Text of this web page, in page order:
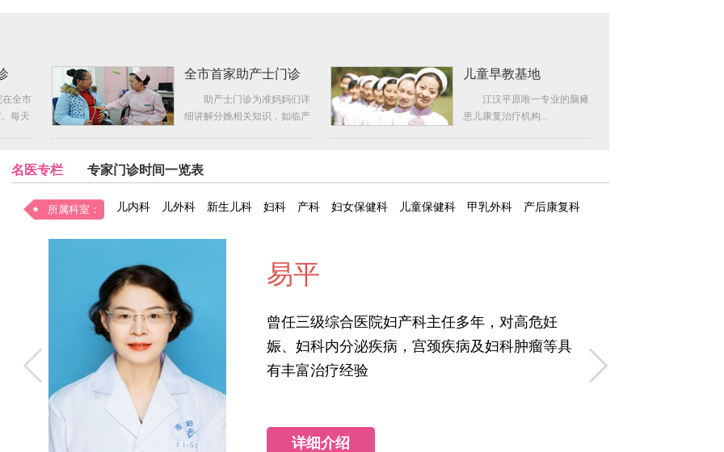
中医疗法治近视 荆州妇幼摘镜计划等你来
<p style="text-align: center;"><video src="https://media.jznews.com.cn/uploads/mch/default/2025/09/07/XvEbdyrAeF.mp4 " width="700"
height="600" controls="contro
两岁娃吃坚果堵塞支气管 荆州妇幼“拆弹”救命
妇幼视频
08-06
荆州妇幼中医健康夜市开幕 点亮健康夜生活
妇幼视频 荆州市妇幼保健院儿童康复基地揭牌
护航新学期 荆州市妇幼开讲 “开学健康第一课”
通知公告
08-04
“五健”进校园筛查平台建设相关设备云服务租赁 成交
一、项目编号 ZXGJ-20260716FW二、项目名称“五健”进校园筛查平台建设相关设备云服务租赁三、中标（成交）信息 供应商
名称：中国移动通信集团湖北有限
通知公告
荆州市妇幼保健院环境监测服务招标（第二次）废标公告
一、项目基本情况项目名称：荆州市妇幼保健院环境监测服务招标（第二次）项目编号：HBT-404026093-264841二、项目废
标的原因截至获取采购文件的截止时间，获取采购文件的供
在全市
每天
全市首家助产士门诊
助产士门诊为准妈妈们详
细讲解分娩相关知识，如临产
儿童早教基地
江汉平原唯一专业的脑瘫
患儿康复治疗机构...
名医专栏 专家门诊时间一览表
所属科室： 儿内科 儿外科 新生儿科 妇科 产科 妇女保健科 儿童保健科 甲乳外科 产后康复科
易平
曾任三级综合医院妇产科主任多年，对高危妊
娠、妇科内分泌疾病，宫颈疾病及妇科肿瘤等具
有丰富治疗经验
详细介绍